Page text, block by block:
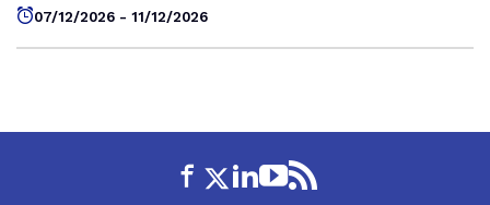
07/12/2026 - 11/12/2026